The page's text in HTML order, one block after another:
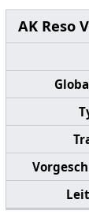
AK Reso